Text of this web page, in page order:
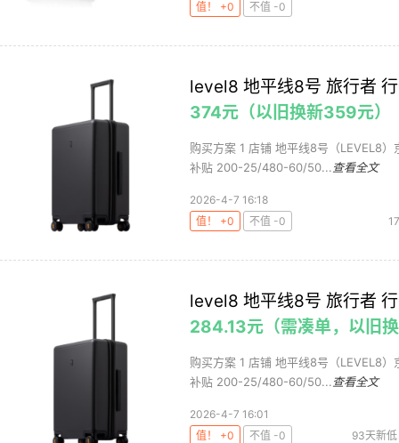
值！ +0 不值 -0
level8 地平线8号 旅行者
374元（以旧换新359元）
购买方案 1 店铺 地平线8号（LEVEL8
补贴 200-25/480-60/50... 查看全文
2026-4-7 16:18
值！ +0
不值 -0
level8 地平线8号 旅行者
284.13元（需凑单，以旧
购买方案 1 店铺 地平线8号（LEVEL8
补贴 200-25/480-60/50... 查看全文
2026-4-7 16:01
值！ +0
不值 -0 93天新低